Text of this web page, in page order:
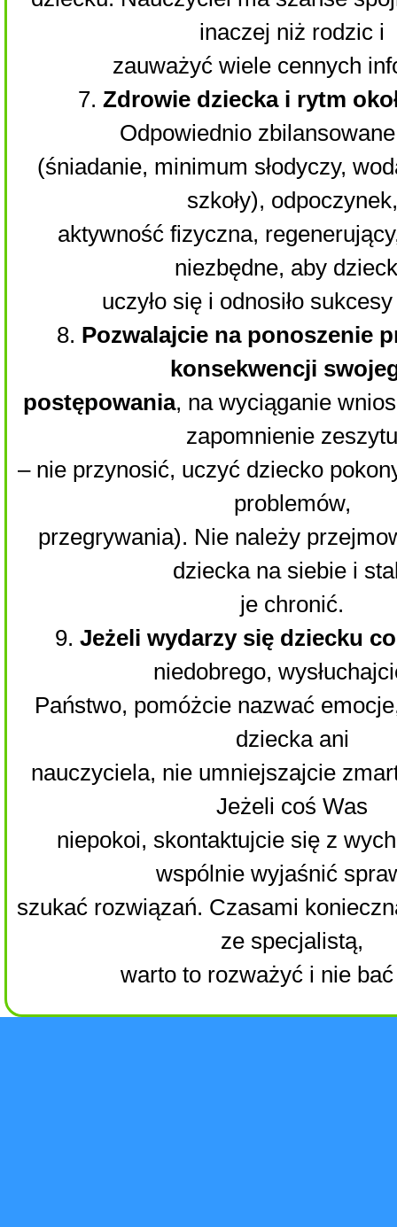
inaczej niż rodzic i
zauważyć wiele cennych
7. Zdrowie dziecka i rytm
Odpowiednio zbilansowane
(śniadanie, minimum słodyczy,
szkoły), odpoczynek,
aktywność fizyczna,
niezbędne, aby
uczyło się i odnosiło
8. Pozwalajcie na ponoszenie
konsekwencji
postępowania, na wyciąganie
zapomnienie zeszytu
– nie przynosić, uczyć dziecko
problemów,
przegrywania). Nie należy
dziecka na siebie i
je chronić.
9. Jeżeli wydarzy się dziecku
niedobrego,
Państwo, pomóżcie nazwać
dziecka ani
nauczyciela, nie umniejszajcie
Jeżeli coś Was
niepokoi, skontaktujcie się z
wspólnie wyjaśnić
szukać rozwiązań. Czasami
ze specjalistą,
warto to rozważyć i nie